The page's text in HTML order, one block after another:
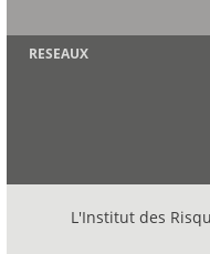
RESEAUX
L'Institut des